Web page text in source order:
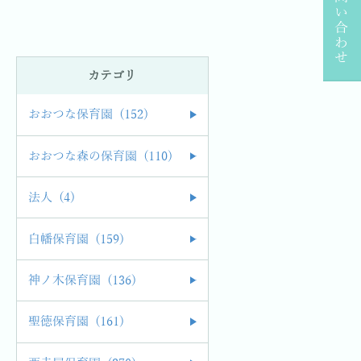
お問い合わせ
カテゴリ
おおつな保育園 (152)
おおつな森の保育園 (110)
法人 (4)
白幡保育園 (159)
神ノ木保育園 (136)
聖徳保育園 (161)